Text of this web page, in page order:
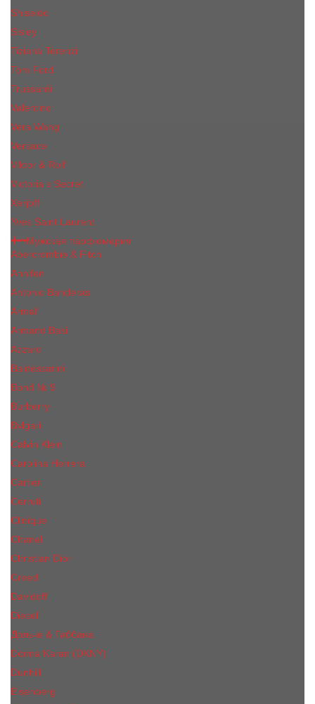
Shiseido
Sisley
Tiziana Terenzi
Tom Ford
Trussardi
Valentino
Vera Wang
Versace
Viktor & Rolf
Victoria s Secret
Xerjoff
Yves Saint Laurent
Мужская парфюмерия
Abercrombie & Fitch
Annifen
Antonio Banderas
Armaf
Armand Basi
Azzaro
Baldessarini
Bond № 9
Burberry
Bvlgari
Calvin Klein
Carolina Herrera
Cartier
Cerruti
Сliniquе
Chanel
Christian Dior
Creed
Davidoff
Diesel
Дольче & Габбана
Donna Karan (DKNY)
Dunhill
Eisenberg